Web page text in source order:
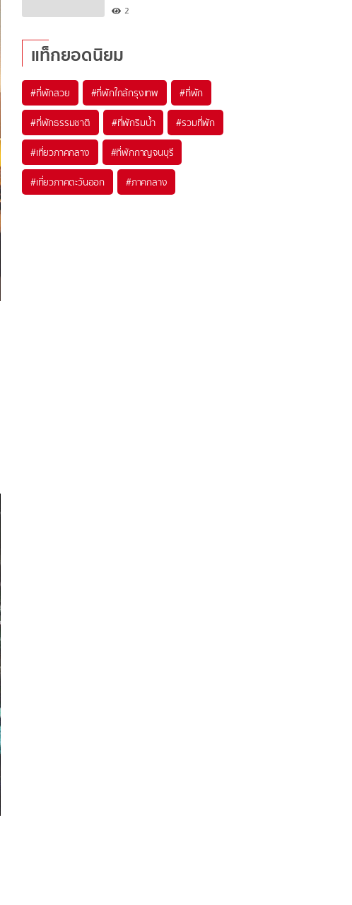
2
แท็กยอดนิยม
#ที่พักสวย #ที่พักใกล้กรุงเทพ #ที่พัก
#ที่พักธรรมชาติ #ที่พักริมน้ำ #รวมที่พัก
#เที่ยวภาคกลาง #ที่พักกาญจนบุรี
#เที่ยวภาคตะวันออก #ภาคกลาง